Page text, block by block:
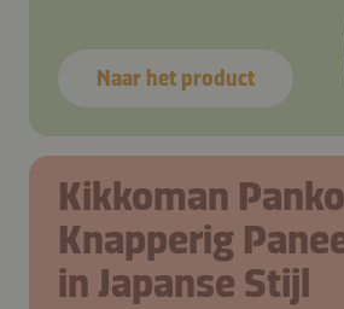
Naar het product
Kikkoman
Knapperig
in Japanse Stijl